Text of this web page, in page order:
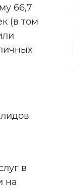
66,7
(в том
в
на